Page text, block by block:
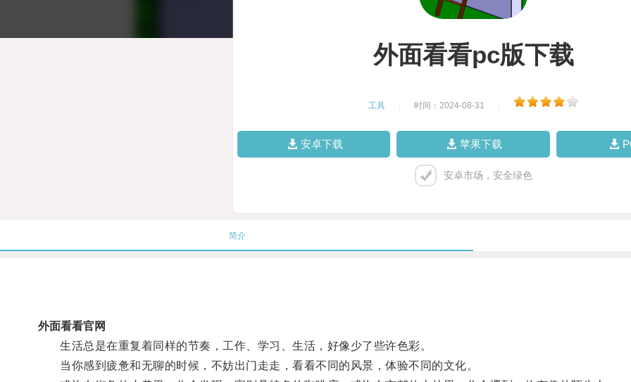
外面看看pc版下载
工具 时间：2024-08-31
安卓下载 苹果下载
安卓市场，安全绿色
简介
外面看看官网
生活总是在重复着同样的节奏，工作、学习、生活，好像少了些许色彩。
当你感到疲惫和无聊的时候，不妨出门走走，看看不同的风景，体验不同的文化。